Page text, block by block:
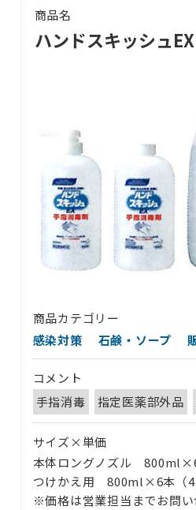
商品名
ハンドスキッシュEX
商品カテゴリー
感染対策
石鹸・ソープ
コメント
手指消毒
指定医薬部外品
サイズ×単価
本体ロングノズル
つけかえ用 800ml×6本（
※価格は営業担当までお問